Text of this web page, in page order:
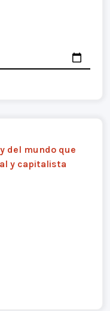
del mundo que
y capitalista